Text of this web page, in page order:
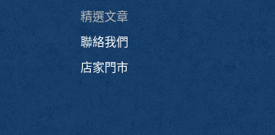
精選文章
聯絡我們
店家門市